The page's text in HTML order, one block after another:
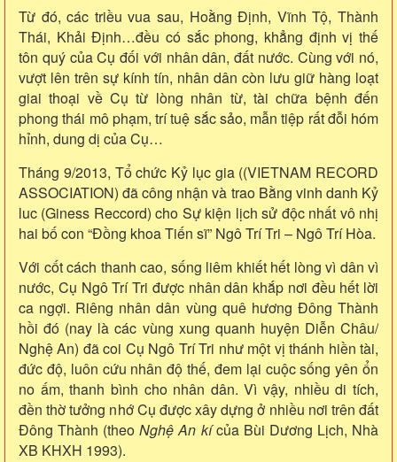
Từ đó, các triều vua sau, Hoằng Định, Vĩnh Tộ, Thành
Thái, Khải Định…đều có sắc phong, khẳng định vị thế
tôn quý của Cụ đối với nhân dân, đất nước. Cùng với nó,
vượt lên trên sự kính tín, nhân dân còn lưu giữ hàng loạt
giai thoại về Cụ từ lòng nhân từ, tài chữa bệnh đến
phong thái mô phạm, trí tuệ sắc sảo, mẫn tiệp rất đỗi hóm
hỉnh, dung dị của Cụ…
Tháng 9/2013, Tổ chức Kỷ lục gia ((VIETNAM RECORD
ASSOCIATION) đã công nhận và trao Bằng vinh danh Kỷ
luc (Giness Reccord) cho Sự kiện lịch sử độc nhất vô nhị
hai bố con “Đồng khoa Tiến sĩ” Ngô Trí Tri – Ngô Trí Hòa.
Với cốt cách thanh cao, sống liêm khiết hết lòng vì dân vì
nước, Cụ Ngô Trí Tri được nhân dân khắp nơi đều hết lời
ca ngợi. Riêng nhân dân vùng quê hương Đông Thành
hồi đó (nay là các vùng xung quanh huyện Diễn Châu/
Nghệ An) đã coi Cụ Ngô Trí Tri như một vị thánh hiền tài,
đức độ, luôn cứu nhân độ thế, đem lại cuộc sống yên ổn
no ấm, thanh bình cho nhân dân. Vì vậy, nhiều di tích,
đền thờ tưởng nhớ Cụ được xây dựng ở nhiều nơi trên đất
Đông Thành (theoNghệ An kícủa Bùi Dương Lịch, Nhà
XB KHXH 1993).